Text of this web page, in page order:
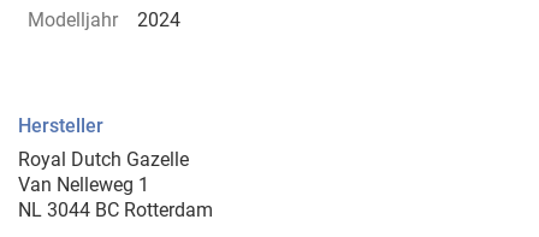
Modelljahr
2024
Hersteller
Royal Dutch Gazelle
Van Nelleweg 1
NL 3044 BC Rotterdam